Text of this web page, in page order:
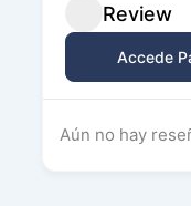
Review
Accede
Aún no hay